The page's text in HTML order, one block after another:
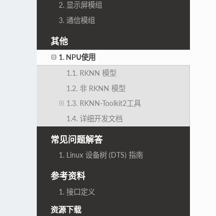
2. 显示屏模组
3. 通信模组
其他
1. NPU使用
1.1. RKNN 模型
1.2. 非 RKNN 模型
1.3. RKNN-Toolkit2工具
1.4. 详细开发文档
常见问题解答
1. Linux 设备树 (DTS) 指南
参考资料
1. 接口定义
资源下载